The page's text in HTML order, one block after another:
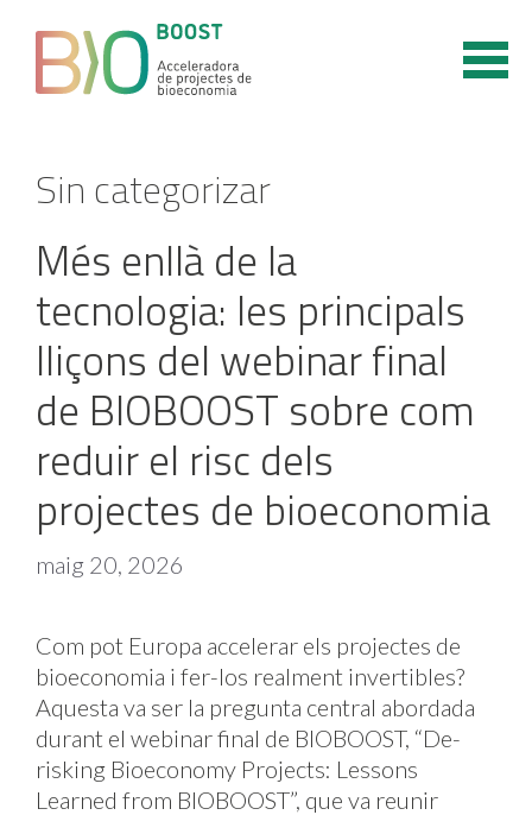
contingut
Sin categorizar
Més enllà de la
tecnologia: les principals
lliçons del webinar final
de BIOBOOST sobre com
reduir el risc dels
projectes de bioeconomia
maig 20, 2026
Com pot Europa accelerar els projectes de
bioeconomia i fer-los realment invertibles?
Aquesta va ser la pregunta central abordada
durant el webinar final de BIOBOOST, “De-
risking Bioeconomy Projects: Lessons
Learned from BIOBOOST”, que va reunir